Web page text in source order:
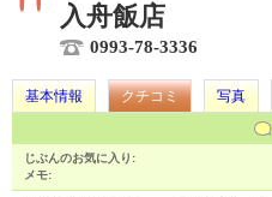
入舟飯店
0993-78-3336
基本情報 クチコミ 写真
じぶんのお気に入り:
メモ: